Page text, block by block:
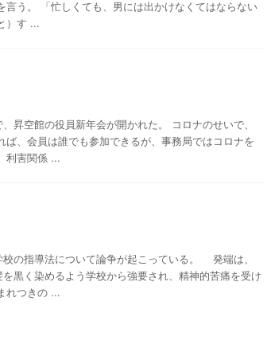
う。 「忙しくても、男には出かけなくてはならない
）す ...
昇空館の役員新年会が開かれた。 コロナのせいで、
ば、会員は誰でも参加できるが、事務局ではコロナを
利害関係 ...
の指導法について論争が起こっている。 発端は、
黒く染めるよう学校から強要され、精神的苦痛を受け
れつきの ...